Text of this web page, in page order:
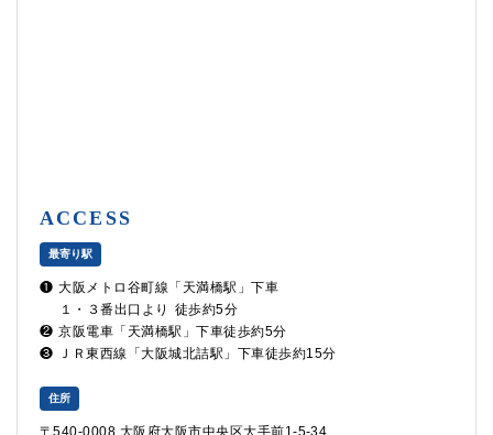
ACCESS
最寄り駅
❶ 大阪メトロ谷町線「天満橋駅」下車
１・３番出口より
徒歩約5分
❷ 京阪電車「天満橋駅」下車徒歩約5分
❸
ＪＲ東西線「大阪城北詰駅」下車徒歩約15分
住所
〒540-0008 大阪府大阪市中央区大手前1-5-34